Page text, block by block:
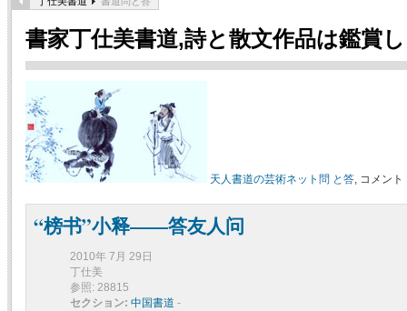
書家丁仕美書道,詩と散文作品は鑑賞
天人書道の芸術ネット 問 と答, コメント
“榜书”小释——答友人问
2010年 7月 29日
丁仕美
参照: 28815
セクション: 中国書道 -